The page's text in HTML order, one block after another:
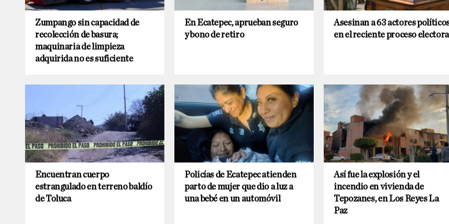
Zumpango sin capacidad de
recolección de basura;
maquinaria de limpieza
adquirida no es suficiente
En Ecatepec, aprueban seguro
y bono de retiro
Asesinan a 63 actores
en el reciente proceso
Encuentran cuerpo
estrangulado en terreno baldío
de Toluca
Policías de Ecatepec atienden
parto de mujer que dio a luz a
una bebé en un automóvil
Así fue la explosión y el
incendio en vivienda de
Tepozanes, en Los Reyes La
Paz